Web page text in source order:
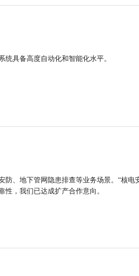
具备高度自动化和智能化水平。
防、地下管网隐患排查等业务场景。“核电
，我们已达成扩产合作意向。